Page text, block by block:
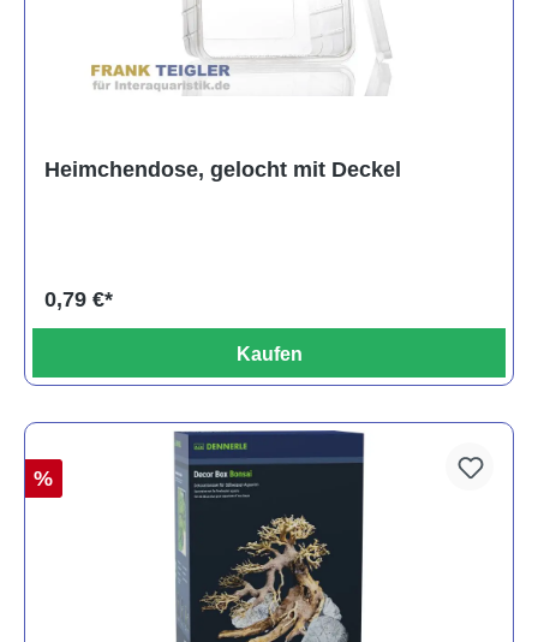
Heimchendose, gelocht mit Deckel
0,79 €*
Kaufen
%